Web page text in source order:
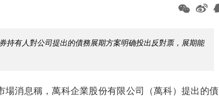
持有人對公司提出的債務展期方案明确投出反對票，展期能
場消息稱，萬科企業股份有限公司（萬科）提出的債